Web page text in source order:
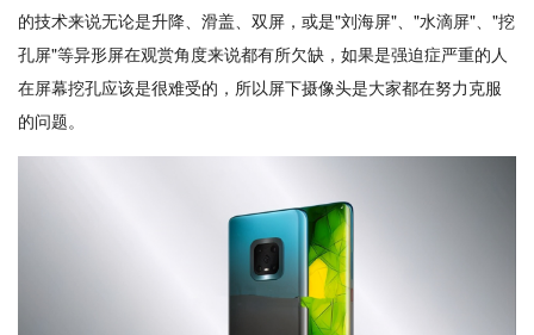
的技术来说无论是升降、滑盖、双屏，或是"刘海屏"、"水滴屏"、"挖
孔屏"等异形屏在观赏角度来说都有所欠缺，如果是强迫症严重的人
在屏幕挖孔应该是很难受的，所以屏下摄像头是大家都在努力克服
的问题。